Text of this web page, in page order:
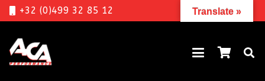
+32 (0)499 32 85 12 Translate »